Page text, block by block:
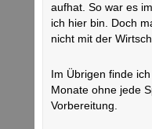
aufhat. So war es
ich hier bin. Doch
nicht mit der
Im Übrigen finde
Monate ohne jede
Vorbereitung.